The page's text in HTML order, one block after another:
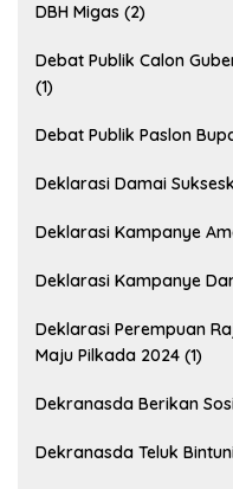
DBH Migas (2)
Debat Publik Calon
(1)
Debat Publik Paslon
Deklarasi Damai
Deklarasi Kampanye
Deklarasi Kampanye
Deklarasi Perempuan
Maju Pilkada 2024 (1)
Dekranasda Berikan
Dekranasda Teluk